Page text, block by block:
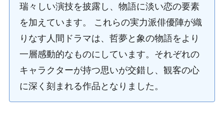
瑞々しい演技を披露し、物語に淡い恋の要素
を加えています。 これらの実力派俳優陣が織
りなす人間ドラマは、哲夢と象の物語をより
一層感動的なものにしています。それぞれの
キャラクターが持つ思いが交錯し、観客の心
に深く刻まれる作品となりました。